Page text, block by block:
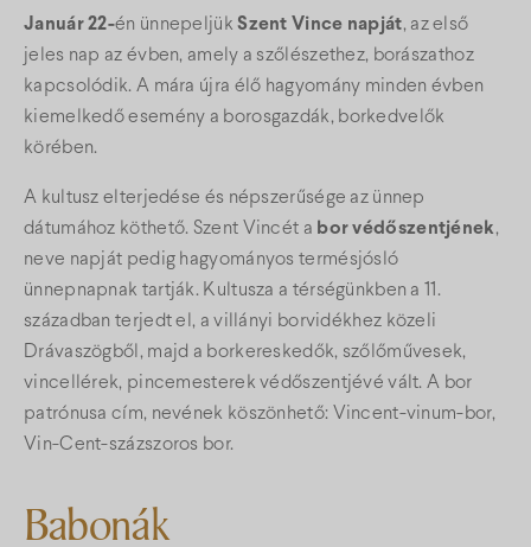
Január 22-én ünnepeljükSzent Vince napját, az első
jeles nap az évben, amely a szőlészethez, borászathoz
kapcsolódik. A mára újra élő hagyomány minden évben
kiemelkedő esemény a borosgazdák, borkedvelők
körében.
A kultusz elterjedése és népszerűsége az ünnep
dátumához köthető. Szent Vincét a bor védőszentjének ,
neve napját pedig hagyományos termésjósló
ünnepnapnak tartják. Kultusza a térségünkben a 11.
században terjedt el, a villányi borvidékhez közeli
Drávaszögből, majd a borkereskedők, szőlőművesek,
vincellérek, pincemesterek védőszentjévé vált. A bor
patrónusa cím, nevének köszönhető: Vincent-vinum-bor,
Vin-Cent-százszoros bor.
Babonák